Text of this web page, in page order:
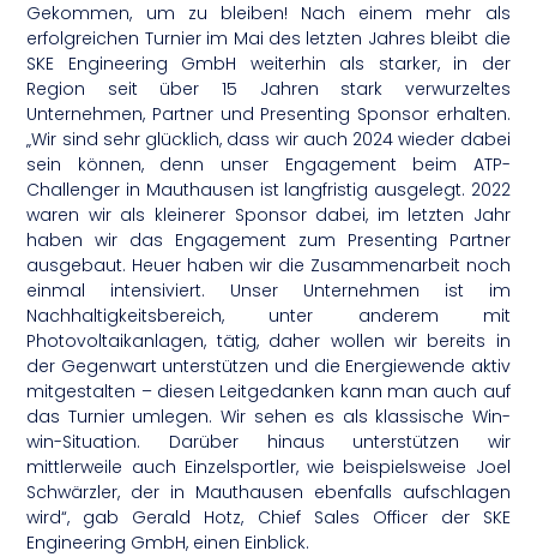
Gekommen, um zu bleiben! Nach einem mehr als
erfolgreichen Turnier im Mai des letzten Jahres bleibt die
SKE Engineering GmbH weiterhin als starker, in der
Region seit über 15 Jahren stark verwurzeltes
Unternehmen, Partner und Presenting Sponsor erhalten.
„Wir sind sehr glücklich, dass wir auch 2024 wieder dabei
sein können, denn unser Engagement beim ATP-
Challenger in Mauthausen ist langfristig ausgelegt. 2022
waren wir als kleinerer Sponsor dabei, im letzten Jahr
haben wir das Engagement zum Presenting Partner
ausgebaut. Heuer haben wir die Zusammenarbeit noch
einmal intensiviert. Unser Unternehmen ist im
Nachhaltigkeitsbereich, unter anderem mit
Photovoltaikanlagen, tätig, daher wollen wir bereits in
der Gegenwart unterstützen und die Energiewende aktiv
mitgestalten – diesen Leitgedanken kann man auch auf
das Turnier umlegen. Wir sehen es als klassische Win-
win-Situation. Darüber hinaus unterstützen wir
mittlerweile auch Einzelsportler, wie beispielsweise Joel
Schwärzler, der in Mauthausen ebenfalls aufschlagen
wird“, gab Gerald Hotz, Chief Sales Officer der SKE
Engineering GmbH, einen Einblick.